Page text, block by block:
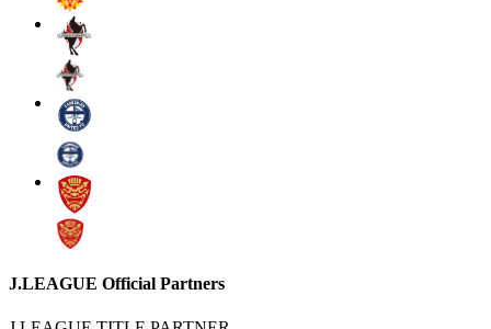
J.LEAGUE Official Partners